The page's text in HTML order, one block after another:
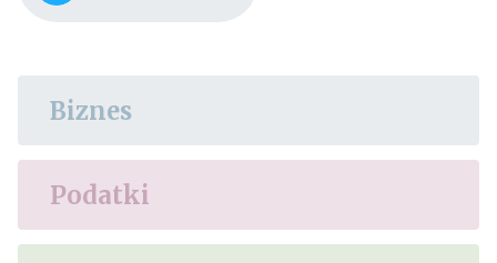
Biznes
Podatki